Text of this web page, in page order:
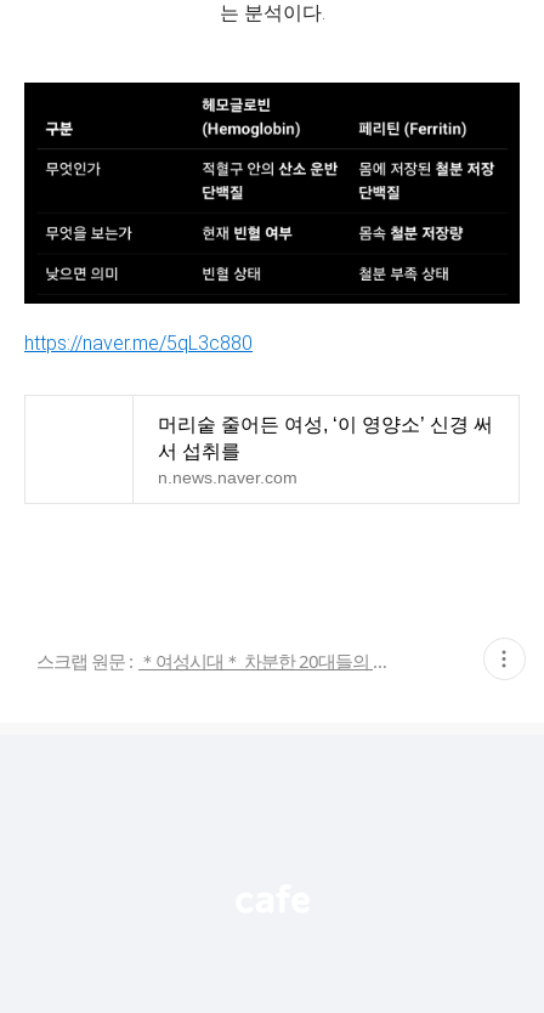
는 분석이다.
https://naver.me/5qL3c880
머리숱 줄어든 여성, ‘이 영양소’ 신경 써
서 섭취를
n.news.naver.com
스크랩 원문 : ＊여성시대＊ 차분한 20대들의 알흠다운 공간 현
재